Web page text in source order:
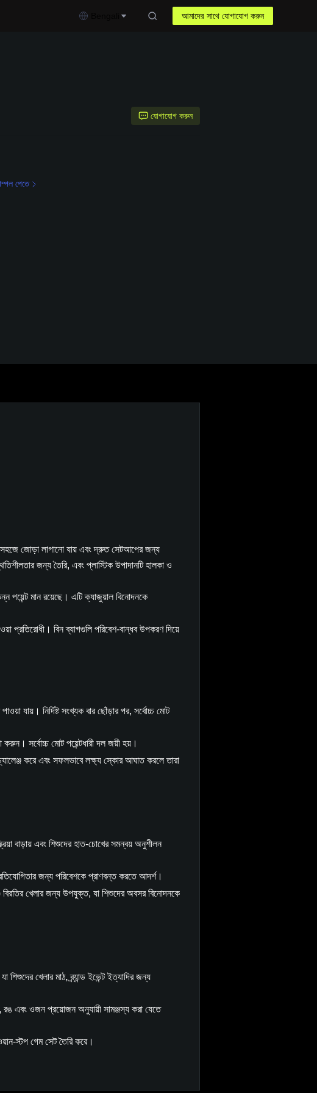
আমাদের সাথে যোগাযোগ করুন
যোগাযোগ করুন
পেতে
জোড়া লাগানো যায় এবং দ্রুত সেটআপের জন্য
জন্য তৈরি, এবং প্লাস্টিক উপাদানটি হালকা ও
পয়েন্ট মান রয়েছে। এটি ক্যাজুয়াল বিনোদনকে
প্রতিরোধী। বিন ব্যাগগুলি পরিবেশ-বান্ধব উপকরণ দিয়ে
যায়। নির্দিষ্ট সংখ্যক বার ছোঁড়ার পর, সর্বোচ্চ মোট
সর্বোচ্চ মোট পয়েন্টধারী দল জয়ী হয়।
করে এবং সফলভাবে লক্ষ্য স্কোর আঘাত করলে তারা
বাড়ায় এবং শিশুদের হাত-চোখের সমন্বয় অনুশীলন
প্রতিযোগিতার জন্য পরিবেশকে প্রাণবন্ত করতে আদর্শ।
বিরতির খেলার জন্য উপযুক্ত, যা শিশুদের অবসর বিনোদনকে
শিশুদের খেলার মাঠ, ব্র্যান্ড ইভেন্ট ইত্যাদির জন্য
রঙ এবং ওজন প্রয়োজন অনুযায়ী সামঞ্জস্য করা যেতে
স্টপ গেম সেট তৈরি করে।